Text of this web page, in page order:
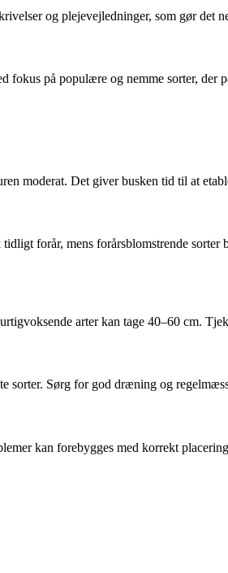
og plejevejledninger, som gør det
på populære og nemme sorter, der
moderat. Det giver busken tid til at
forår, mens forårsblomstrende
arter kan tage 40–60 cm.
sorter. Sørg for god dræning og
kan forebygges med korrekt